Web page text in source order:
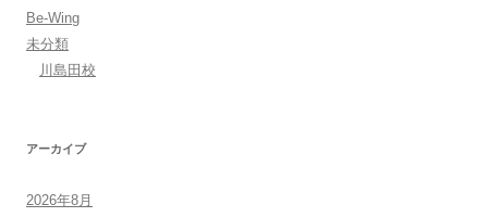
Be-Wing
未分類
川島田校
アーカイブ
2026年8月